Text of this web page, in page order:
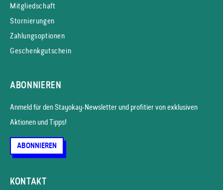
Mitgliedschaft
Stornierungen
Zahlungsoptionen
Geschenkgutschein
ABONNIEREN
Anmeld für den Stayokay-News­letter und profitier von exklusiven
Aktionen und Tipps!
ABONNIEREN
KONTAKT